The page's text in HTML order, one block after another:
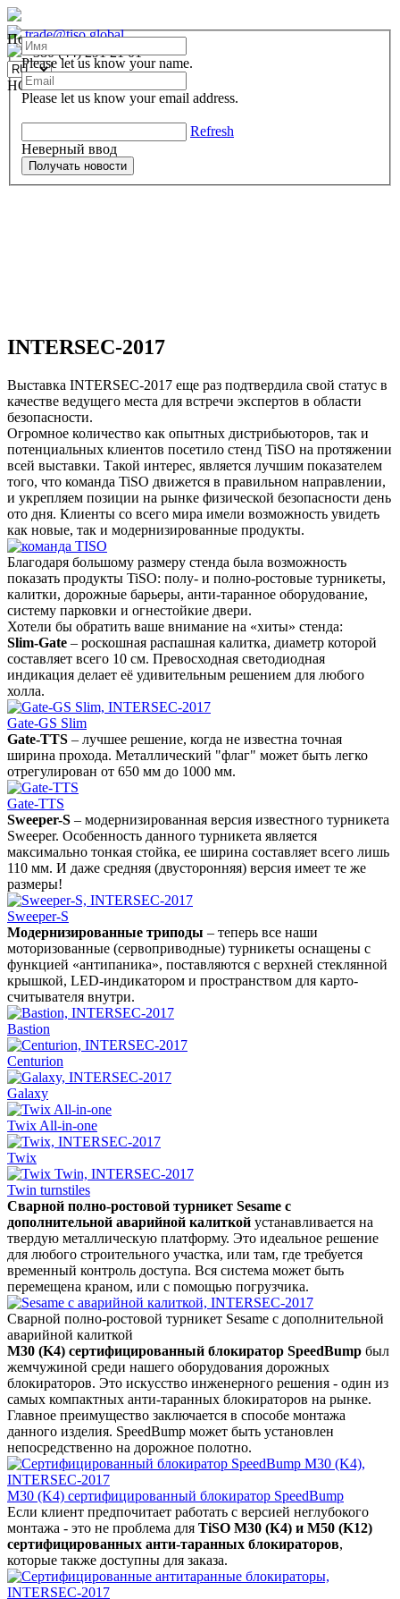
trade@tiso.global
+380 (44) 291 21 01
НОВОСТИ
Подписаться
Please let us know your name.
Please let us know your email address.
Refresh
Неверный ввод
Получать новости
INTERSEC-2017
Выставка INTERSEC-2017 еще раз подтвердила свой статус в
качестве ведущего места для встречи экспертов в области
безопасности.
Огромное количество как опытных дистрибьюторов, так и
потенциальных клиентов посетило стенд TiSO на протяжении
всей выставки. Такой интерес, является лучшим показателем
того, что команда TiSO движется в правильном направлении,
и укрепляем позиции на рынке физической безопасности день
ото дня. Клиенты со всего мира имели возможность увидеть
как новые, так и модернизированные продукты.
Благодаря большому размеру стенда была возможность
показать продукты TiSO: полу- и полно-ростовые турникеты,
калитки, дорожные барьеры, анти-таранное оборудование,
систему парковки и огнестойкие двери.
Хотели бы обратить ваше внимание на «хиты» стенда:
Slim-Gate – роскошная распашная калитка, диаметр которой
составляет всего 10 см. Превосходная светодиодная
индикация делает её удивительным решением для любого
холла.
Gate-GS Slim
Gate-TTS – лучшее решение, когда не известна точная
ширина прохода. Металлический "флаг" может быть легко
отрегулирован от 650 мм до 1000 мм.
Gate-TTS
Sweeper-S – модернизированная версия известного турникета
Sweeper. Особенность данного турникета является
максимально тонкая стойка, ее ширина составляет всего лишь
110 мм. И даже средняя (двусторонняя) версия имеет те же
размеры!
Sweeper-S
Модернизированные триподы – теперь все наши
моторизованные (сервоприводные) турникеты оснащены с
функцией «антипаника», поставляются с верхней стеклянной
крышкой, LED-индикатором и пространством для карто-
считывателя внутри.
Bastion
Centurion
Galaxy
Twix All-in-one
Twix
Twin turnstiles
Сварной полно-ростовой турникет Sesame с
дополнительной аварийной калиткой устанавливается на
твердую металлическую платформу. Это идеальное решение
для любого строительного участка, или там, где требуется
временный контроль доступа. Вся система может быть
перемещена краном, или с помощью погрузчика.
Сварной полно-ростовой турникет Sesame с дополнительной
аварийной калиткой
M30 (K4) сертифицированный блокиратор SpeedBump был
жемчужиной среди нашего оборудования дорожных
блокираторов. Это искусство инженерного решения - один из
самых компактных анти-таранных блокираторов на рынке.
Главное преимущество заключается в способе монтажа
данного изделия. SpeedBump может быть установлен
непосредственно на дорожное полотно.
M30 (K4) сертифицированный блокиратор SpeedBump
Если клиент предпочитает работать с версией неглубокого
монтажа - это не проблема для TiSO M30 (К4) и М50 (K12)
сертифицированных анти-таранных блокираторов,
которые также доступны для заказа.